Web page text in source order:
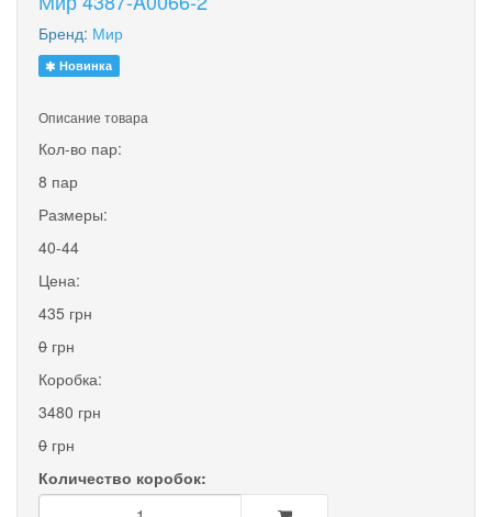
Бренд: Мир
Новинка
Описание товара
Кол-во пар:
8 пар
Размеры:
40-44
Цена:
435 грн
0 грн
Коробка:
3480 грн
0 грн
Количество коробок: